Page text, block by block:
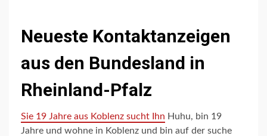
Neueste Kontaktanzeigen
aus den Bundesland in
Rheinland-Pfalz
Sie 19 Jahre aus Koblenz sucht Ihn Huhu, bin 19
Jahre und wohne in Koblenz und bin auf der suche